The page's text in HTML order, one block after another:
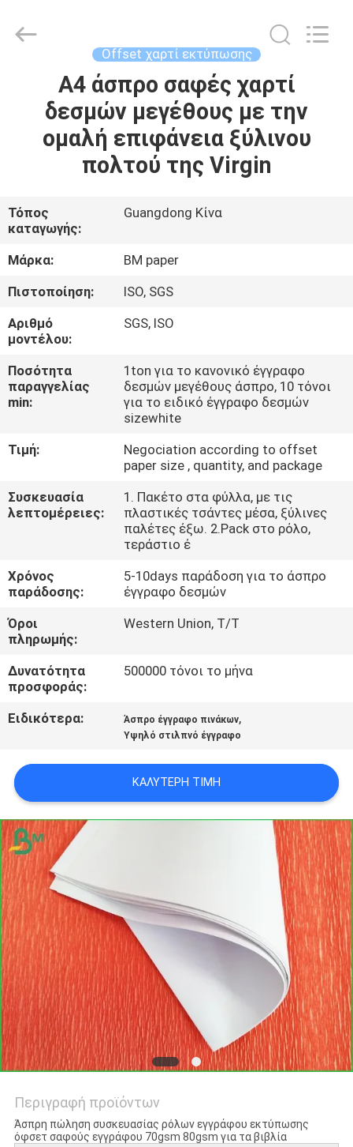
ΠΡΟΪΌΝΤΑ
ΜΕ
ΕΜΆΣ
ΕΠΙΣΚΕΨΉ
ΕΡΓΟΣΤΑΣΊΟΥ
ΈΛΕΓΧΟΣ
ΠΟΙΌΤΗΤΑΣ
ΕΠΙΚΟΙΝΩΝΉΣΤΕ
ΜΑΣ
ΥΠΟΘΈΣΕΙΣ
SITEMAP
ΠΟΛΙΤΙΚΉ
ΑΠΟΡΡΉΤΟΥ
BMPAPER
CO.,LTD.
Offset χαρτί εκτύπωσης
A4 άσπρο σαφές χαρτί
δεσμών μεγέθους με την
ομαλή επιφάνεια ξύλινου
πολτού της Virgin
Τόπος
καταγωγής:
Guangdong Κίνα
Μάρκα:
BM paper
Πιστοποίηση:
ISO, SGS
Αριθμό
μοντέλου:
SGS, ISO
Ποσότητα
παραγγελίας
min:
1ton για το κανονικό έγγραφο
δεσμών μεγέθους άσπρο, 10 τόνοι
για το ειδικό έγγραφο δεσμών
sizewhite
Τιμή:
Negociation according to offset
paper size , quantity, and package
Συσκευασία
λεπτομέρειες:
1. Πακέτο στα φύλλα, με τις
πλαστικές τσάντες μέσα, ξύλινες
παλέτες έξω. 2.Pack στο ρόλο,
τεράστιο έ
Χρόνος
παράδοσης:
5-10days παράδοση για το άσπρο
έγγραφο δεσμών
Όροι
πληρωμής:
Western Union, T/T
Δυνατότητα
προσφοράς:
500000 τόνοι το μήνα
Ειδικότερα: Άσπρο έγγραφο πινάκων,
Υψηλό στιλπνό έγγραφο
ΚΑΛΎΤΕΡΗ ΤΙΜΉ
Περιγραφή προϊόντων
Άσπρη πώληση συσκευασίας ρόλων εγγράφου εκτύπωσης
όφσετ σαφούς εγγράφου 70gsm 80gsm για τα βιβλία